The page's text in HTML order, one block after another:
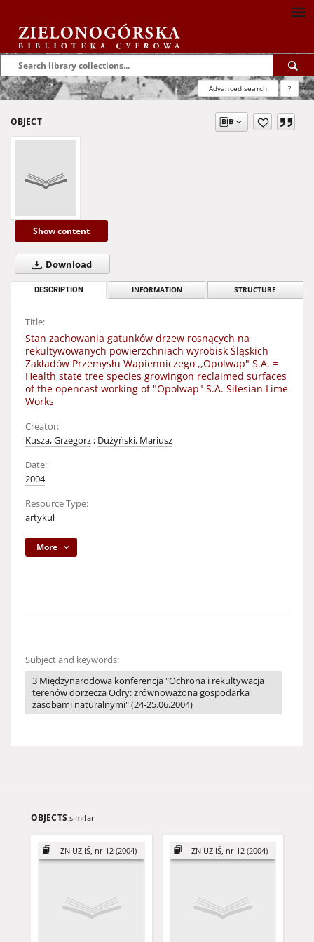
Advanced search ?
OBJECT
Show content
Download
DESCRIPTION INFORMATION STRUCTURE
Title:
Stan zachowania gatunków drzew rosnących na
rekultywowanych powierzchniach wyrobisk Śląskich
Zakładów Przemysłu Wapienniczego ,,Opolwap" S.A. =
Health state tree species growingon reclaimed surfaces
of the opencast working of "Opolwap" S.A. Silesian Lime
Works
Creator:
Kusza, Grzegorz; Dużyński, Mariusz
Date:
2004
Resource Type:
artykuł
More
Subject and keywords:
3 Międzynarodowa konferencja "Ochrona i rekultywacja
terenów dorzecza Odry: zrównoważona gospodarka
zasobami naturalnymi" (24-25.06.2004)
OBJECTS similar
ZN UZ IŚ, nr 12 (2004) ZN UZ IŚ, nr 12 (2004)